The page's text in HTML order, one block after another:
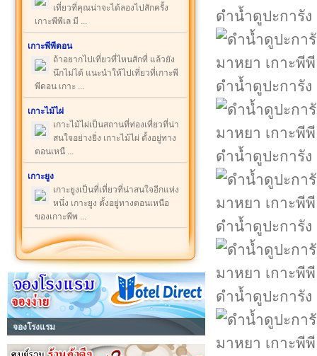
เที่ยวที่คุณน่าจะได้ลองไปสักครั้ง
เกาะพีพีเล มี ...
เกาะพีพีดอน
ถ้าอยากไปเที่ยวที่ไหนสักที่ แล้วยัง
นึกไม่ได้ แนะนำให้ไปเที่ยวที่เกาะพี
พีดอน เกาะ ...
เกาะไม้ไผ่
เกาะไม้ไผ่เป็นสถานที่ท่องเที่ยวที่น่า
สนใจอย่างยิ่ง เกาะไม้ไผ่ ตั้งอยู่ทาง
ตอนเหนื ...
เกาะยูง
เกาะยูงเป็นที่เที่ยวที่น่าสนใจอีกแห่ง
หนึ่ง เกาะยูง ตั้งอยู่ทางตอนเหนือ
ของเกาะพีพ ...
จองโรงแรม
ดำน้ำดูปะการัง
ดำน้ำดูปะการัง
ดำน้ำดูปะการัง
ดำน้ำดูปะการัง
ดำน้ำดูปะการัง